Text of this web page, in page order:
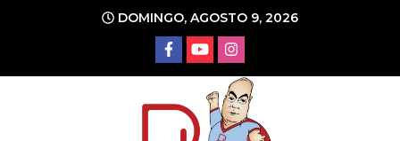
conteúdo
DOMINGO, AGOSTO 9, 2026